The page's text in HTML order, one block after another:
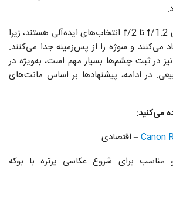
از نظر دیافراگم، عددهای f/1.2 تا f/2 انتخاب‌های ایده‌آلی هستند، زیرا
می‌کنند و سوژه را از پس‌زمینه جدا می‌کنند.
در ثبت چشم‌ها بسیار مهم است، به‌ویژه در
در ادامه، پیشنهادها بر اساس مانت‌های
Canon– اقتصادی
مناسب برای شروع عکاسی پرتره با بوکه